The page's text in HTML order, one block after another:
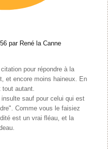
par René la Canne
pour répondre à la
et encore moins haineux. En
tout autant.
sauf pour celui qui est
Comme vous le faisiez
est un vrai fléau, et la